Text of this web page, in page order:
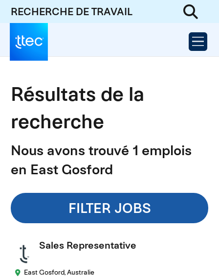
RECHERCHE DE TRAVAIL
Résultats de la
recherche
Nous avons trouvé 1 emplois
en East Gosford
FILTER JOBS
Sales Representative
East Gosford, Australie